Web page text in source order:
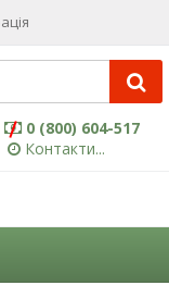
0 (800) 604-517
Контакти...